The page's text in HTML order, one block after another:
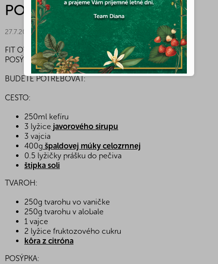
POSÝPKOU
27.7.2021
FIT OVOCNÝ KOLÁČ S TVAROHOM A MANDĽOVOU
POSÝPKOU
BUDETE POTREBOVAŤ:
CESTO:
250ml kefíru
3 lyžice javorového sirupu
3 vajcia
400g špaldovej múky celozrnnej
0.5 lyžičky prášku do pečiva
štipka soli
TVAROH:
250g tvarohu vo vaničke
250g tvarohu v alobale
1 vajce
2 lyžice fruktozového cukru
kôra z citróna
POSÝPKA: